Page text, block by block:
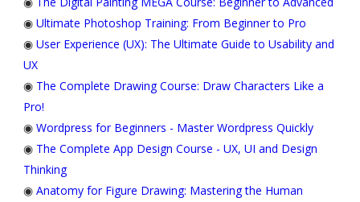
◉ Ultimate Photoshop Training: From Beginner to Pro
◉ User Experience (UX): The Ultimate Guide to Usability and
UX
◉ The Complete Drawing Course: Draw Characters Like a
Pro!
◉ Wordpress for Beginners - Master Wordpress Quickly
◉ The Complete App Design Course - UX, UI and Design
Thinking
◉ Anatomy for Figure Drawing: Mastering the Human